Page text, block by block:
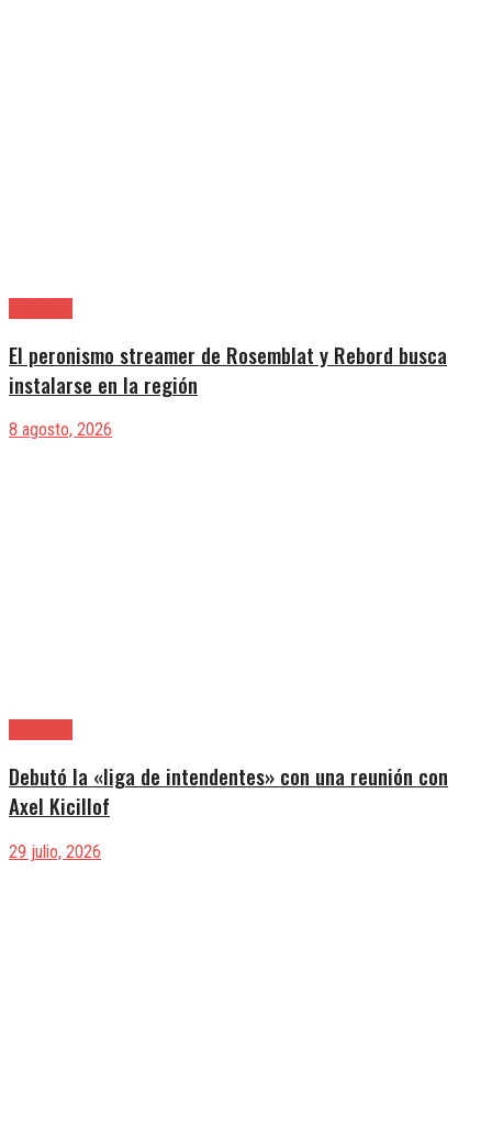
El peronismo streamer de Rosemblat y Rebord busca
instalarse en la región
8 agosto, 2026
Debutó la «liga de intendentes» con una reunión con
Axel Kicillof
29 julio, 2026